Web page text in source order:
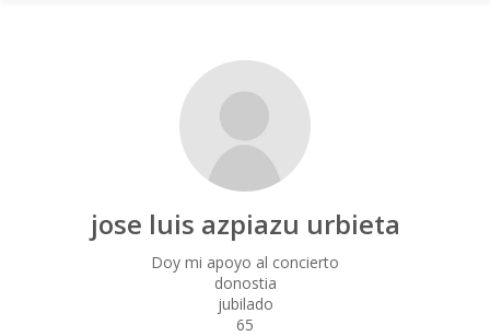
jose luis azpiazu urbieta
Doy mi apoyo al concierto
donostia
jubilado
65